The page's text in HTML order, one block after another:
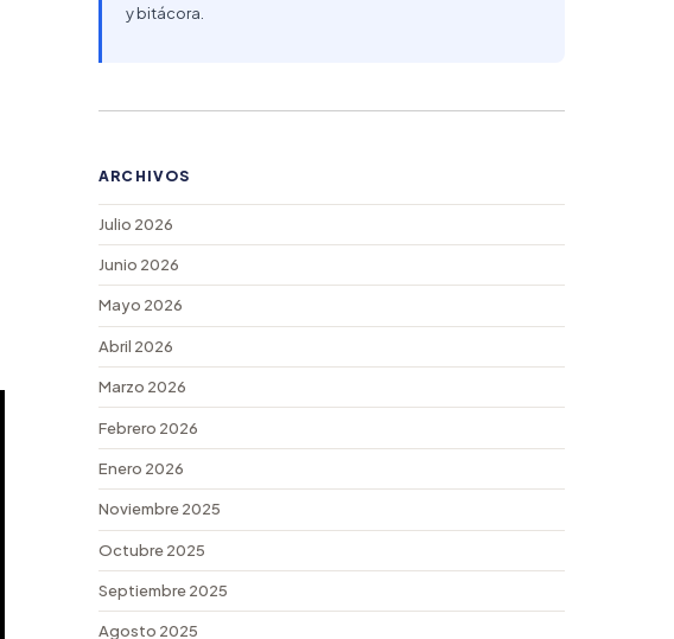
y bitácora.
ARCHIVOS
Julio 2026
Junio 2026
Mayo 2026
Abril 2026
Marzo 2026
Febrero 2026
Enero 2026
Noviembre 2025
Octubre 2025
Septiembre 2025
Agosto 2025